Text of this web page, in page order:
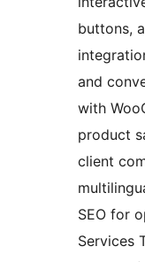
buttons,
and
with
product
client
SEO for
Services